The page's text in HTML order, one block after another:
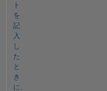
ト
を
記
入
し
た
と
き
に、